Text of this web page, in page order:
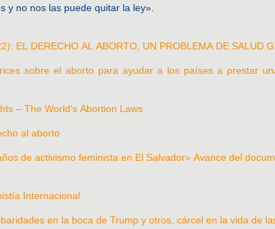
y no nos las puede quitar la ley».
EL DERECHO AL ABORTO, UN PROBLEMA DE SALUD
sobre el aborto para ayudar a los países a prestar
– The World’s Abortion Laws
al aborto
de activismo feminista en El Salvador» Avance del
Internacional
en la boca de Trump y otros, cárcel en la vida de